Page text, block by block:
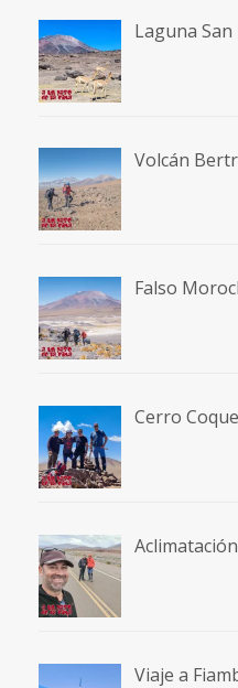
Laguna San
Volcán
Falso
Cerro
Viaje a